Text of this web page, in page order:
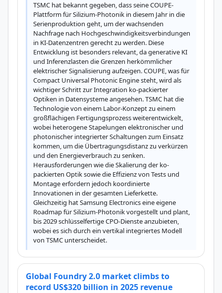
TSMC hat bekannt gegeben, dass seine COUPE-
Plattform für Silizium-Photonik in diesem Jahr in die
Serienproduktion geht, um der wachsenden
Nachfrage nach Hochgeschwindigkeitsverbindungen
in KI-Datenzentren gerecht zu werden. Diese
Entwicklung ist besonders relevant, da generative KI
und Inferenzlasten die Grenzen herkömmlicher
elektrischer Signalisierung aufzeigen. COUPE, was für
Compact Universal Photonic Engine steht, wird als
wichtiger Schritt zur Integration ko-packierter
Optiken in Datensysteme angesehen. TSMC hat die
Technologie von einem Labor-Konzept zu einem
großflächigen Fertigungsprozess weiterentwickelt,
wobei heterogene Stapelungen elektronischer und
photonischer integrierter Schaltungen zum Einsatz
kommen, um die Übertragungsdistanz zu verkürzen
und den Energieverbrauch zu senken.
Herausforderungen wie die Skalierung der ko-
packierten Optik sowie die Effizienz von Tests und
Montage erfordern jedoch koordinierte
Innovationen in der gesamten Lieferkette.
Gleichzeitig hat Samsung Electronics eine eigene
Roadmap für Silizium-Photonik vorgestellt und plant,
bis 2029 schlüsselfertige CPO-Dienste anzubieten,
wobei es sich durch ein vertikal integriertes Modell
von TSMC unterscheidet.
Global Foundry 2.0 market climbs to
record US$320 billion in 2025 revenue